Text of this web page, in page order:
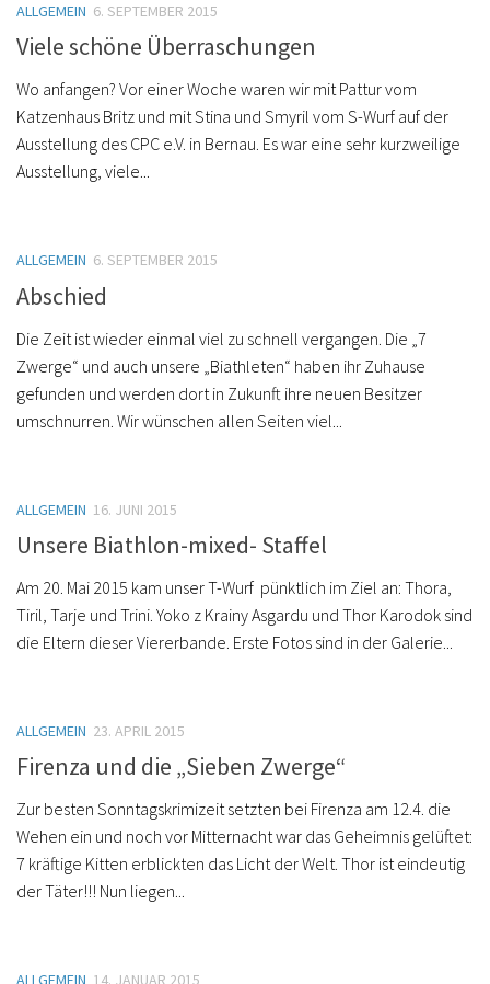
ALLGEMEIN 6. SEPTEMBER 2015
Viele schöne Überraschungen
Wo anfangen? Vor einer Woche waren wir mit Pattur vom
Katzenhaus Britz und mit Stina und Smyril vom S-Wurf auf der
Ausstellung des CPC e.V. in Bernau. Es war eine sehr kurzweilige
Ausstellung, viele...
ALLGEMEIN 6. SEPTEMBER 2015
Abschied
Die Zeit ist wieder einmal viel zu schnell vergangen. Die „7
Zwerge“ und auch unsere „Biathleten“ haben ihr Zuhause
gefunden und werden dort in Zukunft ihre neuen Besitzer
umschnurren. Wir wünschen allen Seiten viel...
ALLGEMEIN 16. JUNI 2015
Unsere Biathlon-mixed- Staffel
Am 20. Mai 2015 kam unser T-Wurf pünktlich im Ziel an: Thora,
Tiril, Tarje und Trini. Yoko z Krainy Asgardu und Thor Karodok sind
die Eltern dieser Viererbande. Erste Fotos sind in der Galerie...
ALLGEMEIN 23. APRIL 2015
Firenza und die „Sieben Zwerge“
Zur besten Sonntagskrimizeit setzten bei Firenza am 12.4. die
Wehen ein und noch vor Mitternacht war das Geheimnis gelüftet:
7 kräftige Kitten erblickten das Licht der Welt. Thor ist eindeutig
der Täter!!! Nun liegen...
ALLGEMEIN 14. JANUAR 2015